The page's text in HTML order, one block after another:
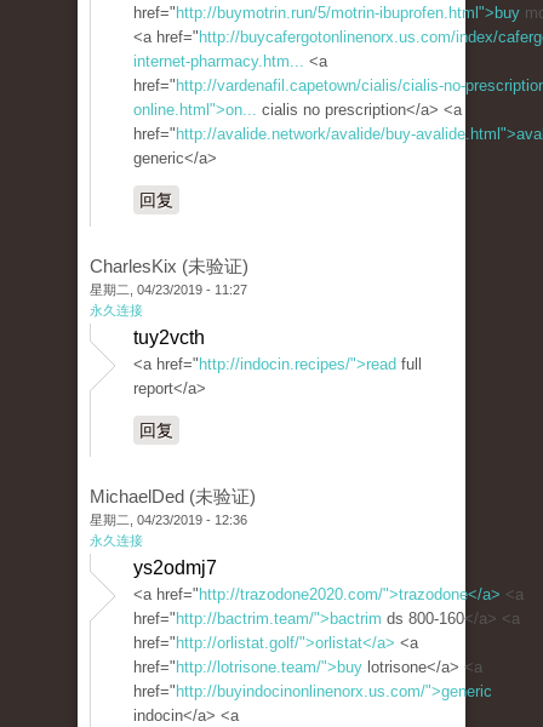
href=" http://buymotrin.run/5/motrin-ibuprofen.html">buy
<a href=" http://buycafergotonlinenorx.us.com/index/
internet-pharmacy.htm... <a
href=" http://vardenafil.capetown/cialis/cialis-no-
online.html">on... cialis no prescription</a> <a
href=" http://avalide.network/avalide/buy-
generic</a>
回复
CharlesKix (未验证)
星期二, 04/23/2019 - 11:27
永久连接
tuy2vcth
<a href=" http://indocin.recipes/">read full
report</a>
回复
MichaelDed (未验证)
星期二, 04/23/2019 - 12:36
永久连接
ys2odmj7
<a href=" http://trazodone2020.com/">trazodone</a> <a
href=" http://bactrim.team/">bactrim ds 800-160</a> <a
href=" http://orlistat.golf/">orlistat</a> <a
href=" http://lotrisone.team/">buy lotrisone</a> <a
href=" http://buyindocinonlinenorx.us.com/">generic
indocin</a> <a